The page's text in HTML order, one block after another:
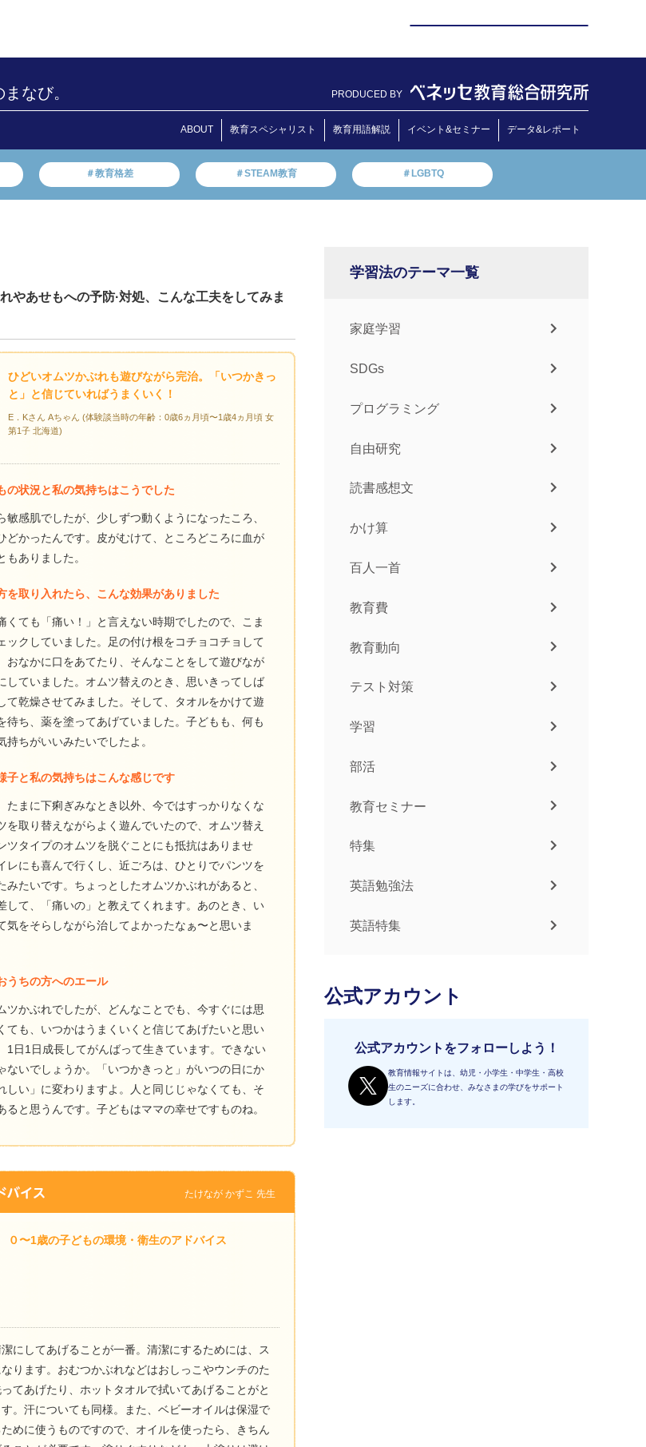
なび。 PRODUCED BY
ABOUT 教育スペシャリスト 教育用語解説 イベント&セミナー データ&レポート
＃教育格差 ＃STEAM教育 ＃LGBTQ
やあせもへの予防·対処、こんな工夫をしてみま
ひどいオムツかぶれも遊びながら完治。「いつかきっ
と」と信じていればうまくいく！
E．Kさん Aちゃん (体験談当時の年齢：0歳6ヵ月頃〜1歳4ヵ月頃 女
第1子 北海道)
の状況と私の気持ちはこうでした
敏感肌でしたが、少しずつ動くようになったころ、
どかったんです。皮がむけて、ところどころに血が
もありました。
を取り入れたら、こんな効果がありました
くても「痛い！」と言えない時期でしたので、こま
ックしていました。足の付け根をコチョコチョして
おなかに口をあてたり、そんなことをして遊びなが
していました。オムツ替えのとき、思いきってしば
て乾燥させてみました。そして、タオルをかけて遊
待ち、薬を塗ってあげていました。子どもも、何も
持ちがいいみたいでしたよ。
子と私の気持ちはこんな感じです
たまに下痢ぎみなとき以外、今ではすっかりなくな
を取り替えながらよく遊んでいたので、オムツ替え
ツタイプのオムツを脱ぐことにも抵抗はありませ
レにも喜んで行くし、近ごろは、ひとりでパンツを
みたいです。ちょっとしたオムツかぶれがあると、
して、「痛いの」と教えてくれます。あのとき、い
気をそらしながら治してよかったなぁ〜と思いま
うちの方へのエール
ツかぶれでしたが、どんなことでも、今すぐには思
ても、いつかはうまくいくと信じてあげたいと思い
1日1日成長してがんばって生きています。できない
ないでしょうか。「いつかきっと」がいつの日にか
しい」に変わりますよ。人と同じじゃなくても、そ
ると思うんです。子どもはママの幸せですものね。
０〜1歳の子どもの環境・衛生のアドバイス
たけなが かずこ 先生
にしてあげることが一番。清潔にするためには、ス
ります。おむつかぶれなどはおしっこやウンチのた
てあげたり、ホットタオルで拭いてあげることがと
。汗についても同様。また、ベビーオイルは保湿で
めに使うものですので、オイルを使ったら、きちん
学習法のテーマ一覧
家庭学習
SDGs
プログラミング
自由研究
読書感想文
かけ算
百人一首
教育費
教育動向
テスト対策
学習
部活
教育セミナー
特集
英語勉強法
英語特集
公式アカウント
公式アカウントをフォローしよう！
教育情報サイトは、幼児・小学生・中学生・高校
生のニーズに合わせ、みなさまの学びをサポート
します。